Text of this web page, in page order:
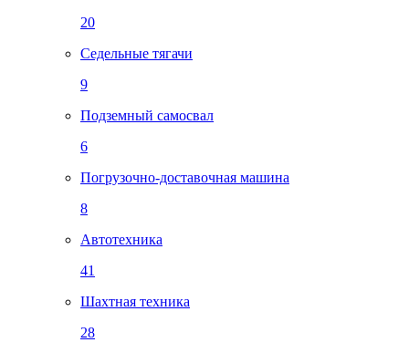
20
Седельные тягачи
9
Подземный самосвал
6
Погрузочно-доставочная машина
8
Автотехника
41
Шахтная техника
28